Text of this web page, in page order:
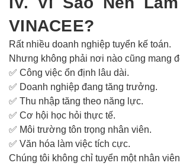
VINACEE?
Rất nhiều doanh nghiệp tuyển kế toán.
Nhưng không phải nơi nào cũng mang
✅ Công việc ổn định lâu dài.
✅ Doanh nghiệp đang tăng trưởng.
✅ Thu nhập tăng theo năng lực.
✅ Cơ hội học hỏi thực tế.
✅ Môi trường tôn trọng nhân viên.
✅ Văn hóa làm việc tích cực.
Chúng tôi không chỉ tuyển một nhân